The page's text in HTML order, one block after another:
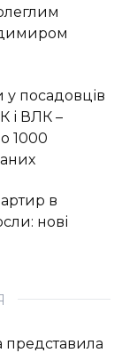
посадовців
і ВЛК –
1000
в
нові
представила